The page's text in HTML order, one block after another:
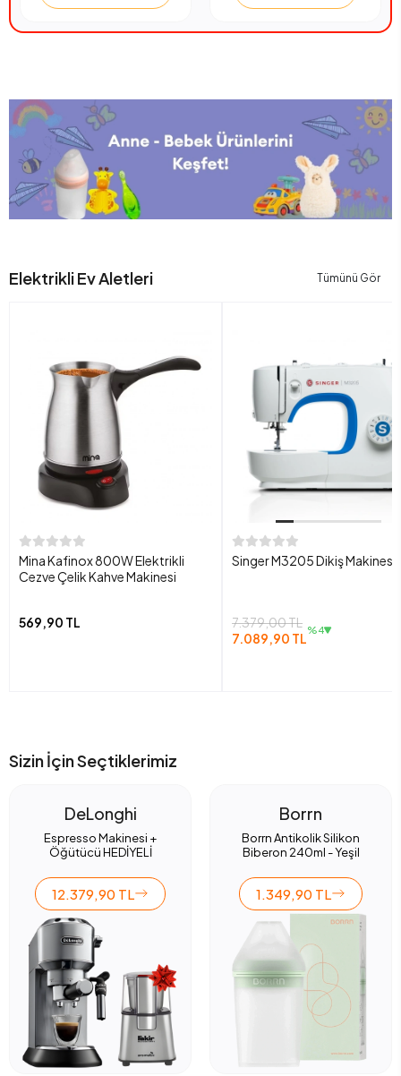
Elektrikli Ev Aletleri Tümünü Gör
Mina Kafinox 800W Elektrikli
Cezve Çelik Kahve Makinesi
569,90 TL
Singer M3205 Dikiş Makinesi
7.379,00 TL
7.089,90 TL %4
Sizin İçin Seçtiklerimiz
DeLonghi
Espresso Makinesi +
Öğütücü HEDİYELİ
12.379,90 TL
Borrn
Borrn Antikolik Silikon
Biberon 240ml - Yeşil
1.349,90 TL